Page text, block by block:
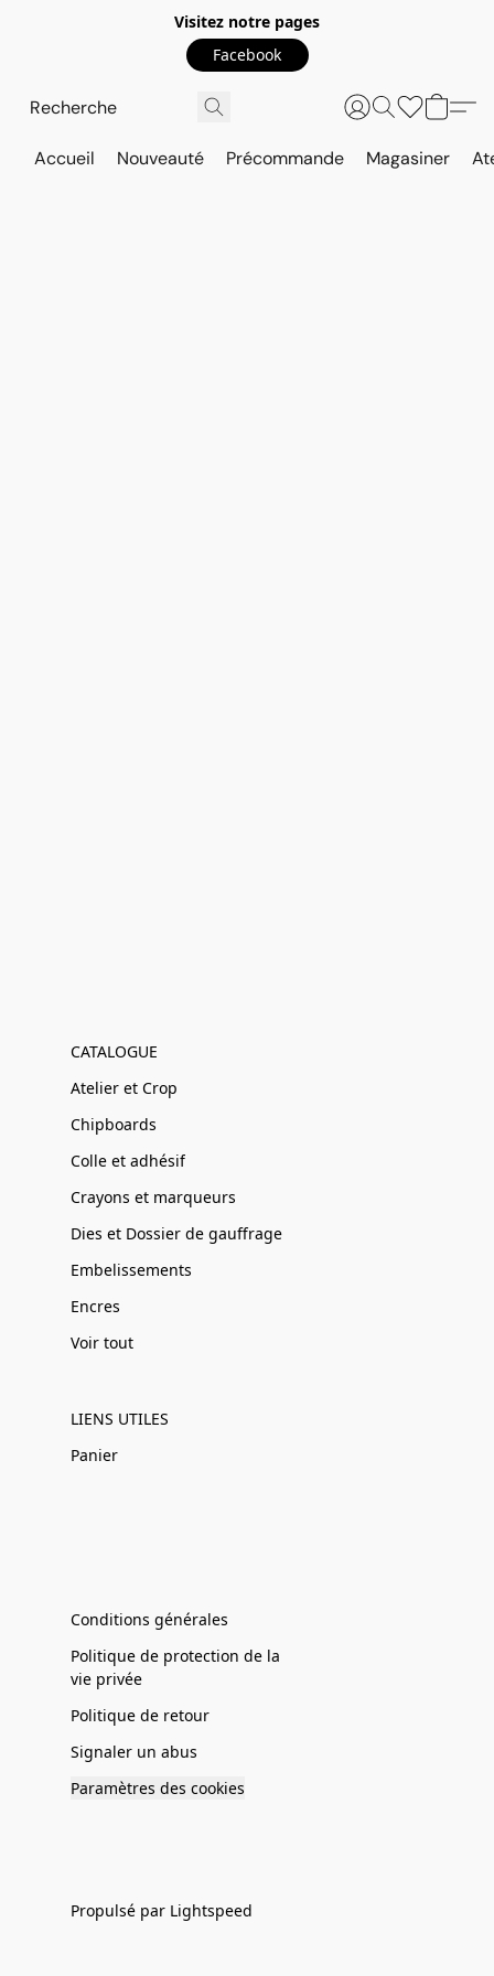
Visitez notre pages
Facebook
Accueil Nouveauté Précommande Magasiner
CATALOGUE
Atelier et Crop
Chipboards
Colle et adhésif
Crayons et marqueurs
Dies et Dossier de gauffrage
Embelissements
Encres
Voir tout
LIENS UTILES
Panier
Conditions générales
Politique de protection de la
vie privée
Politique de retour
Signaler un abus
Paramètres des cookies
Propulsé par Lightspeed